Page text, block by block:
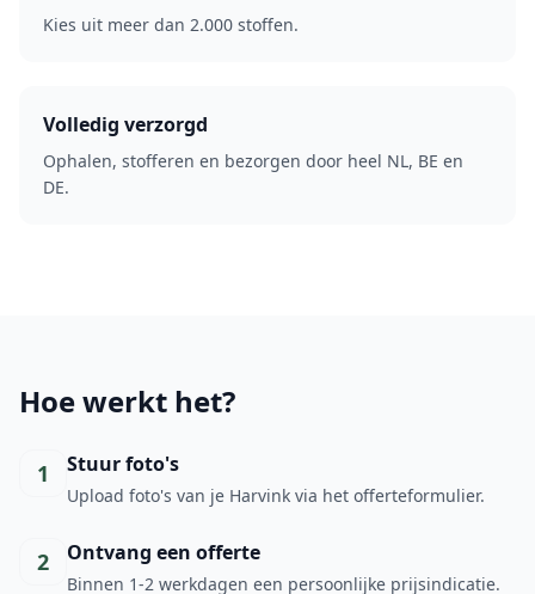
Kies uit meer dan 2.000 stoffen.
Volledig verzorgd
Ophalen, stofferen en bezorgen door heel NL, BE en
DE.
Hoe werkt het?
1 Stuur foto's
Upload foto's van je Harvink via het offerteformulier.
2 Ontvang een offerte
Binnen 1-2 werkdagen een persoonlijke prijsindicatie.